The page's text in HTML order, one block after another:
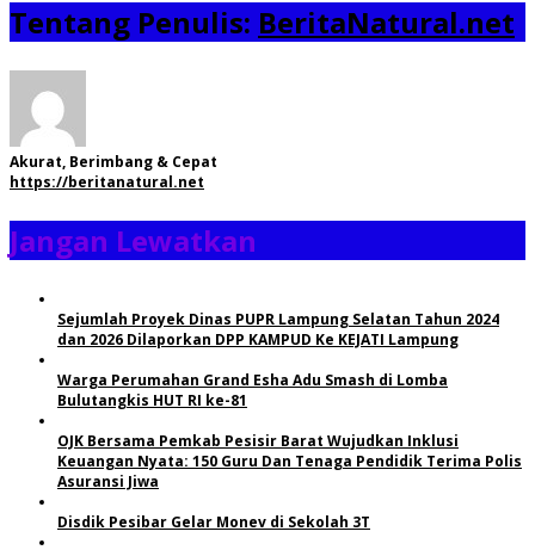
Tentang Penulis: BeritaNatural.net
Akurat, Berimbang & Cepat
https://beritanatural.net
Jangan Lewatkan
Sejumlah Proyek Dinas PUPR Lampung Selatan Tahun 2024
dan 2026 Dilaporkan DPP KAMPUD Ke KEJATI Lampung
Warga Perumahan Grand Esha Adu Smash di Lomba
Bulutangkis HUT RI ke-81
OJK Bersama Pemkab Pesisir Barat Wujudkan Inklusi
Keuangan Nyata: 150 Guru Dan Tenaga Pendidik Terima Polis
Asuransi Jiwa
Disdik Pesibar Gelar Monev di Sekolah 3T